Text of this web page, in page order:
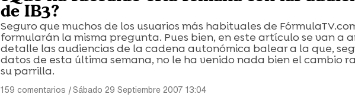
de IB3?
Seguro que muchos de los usuarios más habituales de
formularán la misma pregunta. Pues bien, en este artículo se van a
detalle las audiencias de la cadena autonómica balear a la que,
datos de esta última semana, no le ha venido nada bien el cambio
su parrilla.
159 comentarios |Sábado 29 Septiembre 2007 13:04